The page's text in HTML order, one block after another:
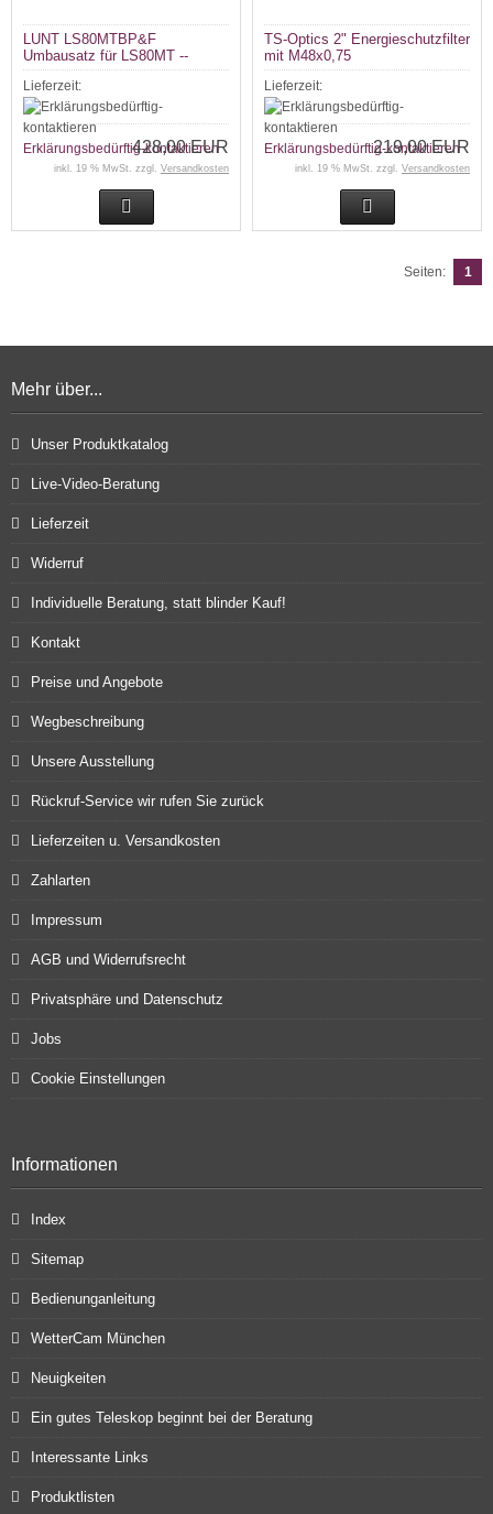
LUNT LS80MTBP&F
Umbausatz für LS80MT --
Lieferzeit:
Erklärungsbedürftig-kontaktieren
428,00 EUR
inkl. 19 % MwSt. zzgl. Versandkosten
TS-Optics 2" Energieschutzfilter
mit M48x0,75
Einschraubgewinde
Lieferzeit:
Erklärungsbedürftig-kontaktieren
219,00 EUR
inkl. 19 % MwSt. zzgl. Versandkosten
Seiten: 1
Mehr über...
Unser Produktkatalog
Live-Video-Beratung
Lieferzeit
Widerruf
Individuelle Beratung, statt blinder Kauf!
Kontakt
Preise und Angebote
Wegbeschreibung
Unsere Ausstellung
Rückruf-Service wir rufen Sie zurück
Lieferzeiten u. Versandkosten
Zahlarten
Impressum
AGB und Widerrufsrecht
Privatsphäre und Datenschutz
Jobs
Cookie Einstellungen
Informationen
Index
Sitemap
Bedienunganleitung
WetterCam München
Neuigkeiten
Ein gutes Teleskop beginnt bei der Beratung
Interessante Links
Produktlisten